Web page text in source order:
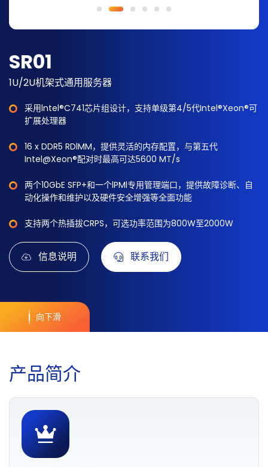
SR01
1U/2U机架式通用服务器
采用lntel®C741芯片组设计，支持单级第4/5代Intel®Xeon®可
扩展处理器
16 x DDR5 RDlMM，提供灵活的内存配置，与第五代
Intel@Xeon®配对时最高可达5600 MT/s
两个10GbE SFP+和一个lPMl专用管理端口，提供故障诊断、自
动化操作和维护以及硬件安全增强等全面功能
支持两个热插拔CRPS，可选功率范围为800W至2000W
信息说明 联系我们
向下滑
产品简介